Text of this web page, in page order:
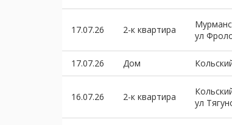
17.07.26 2-к квартира
ул
17.07.26 Дом
16.07.26 2-к квартира
ул